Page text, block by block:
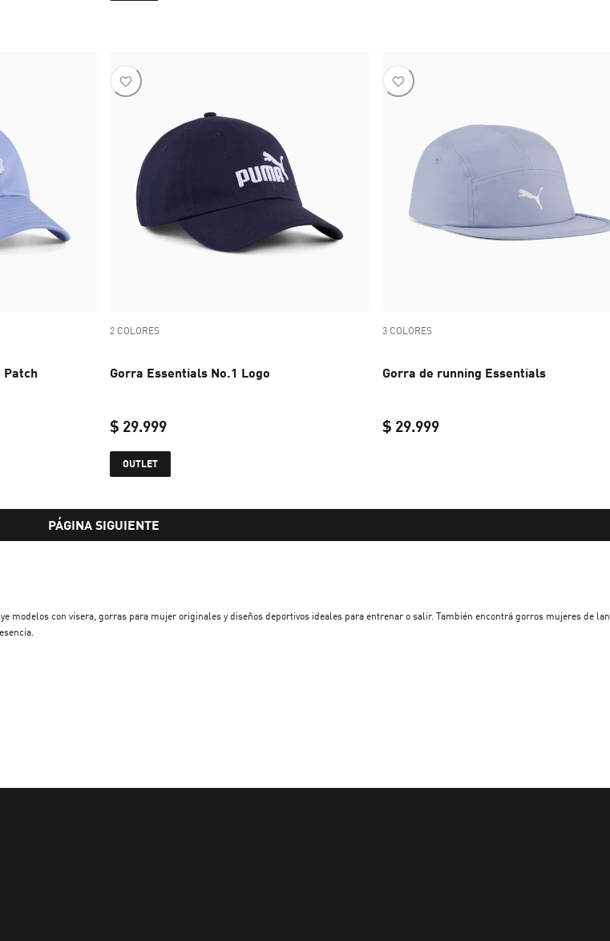
Patch
2 COLORES
Gorra Essentials No.1 Logo
$ 29.999
OUTLET
3 COLORES
Gorra de running Essentials
$ 29.999
PÁGINA SIGUIENTE
modelos con visera, gorras para mujer originales y diseños deportivos ideales para entrenar o salir. También encontrá gorros mujeres de